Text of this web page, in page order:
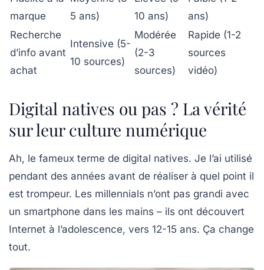
marque
5 ans)
10 ans)
ans)
Recherche
d’info avant
achat
Intensive (5-
10 sources)
Modérée
(2-3
sources)
Rapide (1-2
sources
vidéo)
Digital natives ou pas ? La vérité
sur leur culture numérique
Ah, le fameux terme de digital natives. Je l’ai utilisé
pendant des années avant de réaliser à quel point il
est trompeur. Les millennials n’ont pas grandi avec
un smartphone dans les mains – ils ont découvert
Internet à l’adolescence, vers 12-15 ans. Ça change
tout.